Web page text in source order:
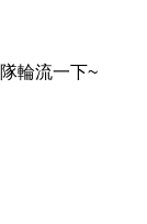
輪流一下~